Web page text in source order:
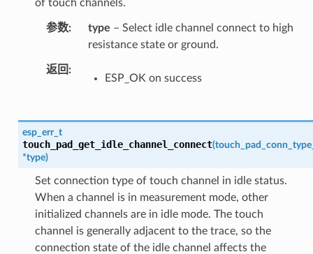
of touch channels.
参数 type – Select idle channel connect to high
resistance state or ground.
返回
ESP_OK on success
esp_err_t
touch_pad_get_idle_channel_connect(
*type)
Set connection type of touch channel in idle status.
When a channel is in measurement mode, other
initialized channels are in idle mode. The touch
channel is generally adjacent to the trace, so the
connection state of the idle channel affects the